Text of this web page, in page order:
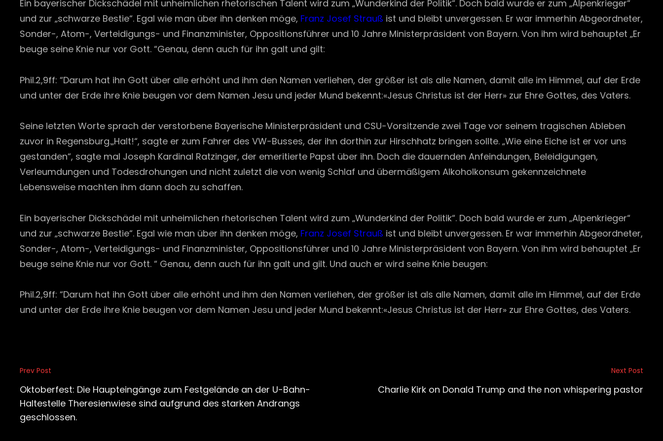
Ein bayerischer Dickschädel mit unheimlichen rhetorischen Talent wird zum „Wunderkind der Politik“. Doch bald wurde er zum „Alpenkrieger“
und zur „schwarze Bestie“. Egal wie man über ihn denken möge, Franz Josef Strauß ist und bleibt unvergessen. Er war immerhin Abgeordneter,
Sonder-, Atom-, Verteidigungs- und Finanzminister, Oppositionsführer und 10 Jahre Ministerpräsident von Bayern. Von ihm wird behauptet „Er
beuge seine Knie nur vor Gott. “Genau, denn auch für ihn galt und gilt:
Phil.2,9ff: “Darum hat ihn Gott über alle erhöht und ihm den Namen verliehen, der größer ist als alle Namen, damit alle im Himmel, auf der Erde
und unter der Erde ihre Knie beugen vor dem Namen Jesu und jeder Mund bekennt:«Jesus Christus ist der Herr» zur Ehre Gottes, des Vaters.
Seine letzten Worte sprach der verstorbene Bayerische Ministerpräsident und CSU-Vorsitzende zwei Tage vor seinem tragischen Ableben
zuvor in Regensburg.„Halt!“, sagte er zum Fahrer des VW-Busses, der ihn dorthin zur Hirschhatz bringen sollte. „Wie eine Eiche ist er vor uns
gestanden“, sagte mal Joseph Kardinal Ratzinger, der emeritierte Papst über ihn. Doch die dauernden Anfeindungen, Beleidigungen,
Verleumdungen und Todesdrohungen und nicht zuletzt die von wenig Schlaf und übermäßigem Alkoholkonsum gekennzeichnete
Lebensweise machten ihm dann doch zu schaffen.
Ein bayerischer Dickschädel mit unheimlichen rhetorischen Talent wird zum „Wunderkind der Politik“. Doch bald wurde er zum „Alpenkrieger“
und zur „schwarze Bestie“. Egal wie man über ihn denken möge, Franz Josef Strauß ist und bleibt unvergessen. Er war immerhin Abgeordneter,
Sonder-, Atom-, Verteidigungs- und Finanzminister, Oppositionsführer und 10 Jahre Ministerpräsident von Bayern. Von ihm wird behauptet „Er
beuge seine Knie nur vor Gott. “ Genau, denn auch für ihn galt und gilt. Und auch er wird seine Knie beugen:
Phil.2,9ff: “Darum hat ihn Gott über alle erhöht und ihm den Namen verliehen, der größer ist als alle Namen, damit alle im Himmel, auf der Erde
und unter der Erde ihre Knie beugen vor dem Namen Jesu und jeder Mund bekennt:«Jesus Christus ist der Herr» zur Ehre Gottes, des Vaters.
Beitragsnavigation
Previous
Post
Prev Post
Oktoberfest: Die Haupteingänge zum Festgelände an der U-Bahn-
Haltestelle Theresienwiese sind aufgrund des starken Andrangs
geschlossen.
Next Post
Charlie Kirk on Donald Trump and the non whispering pastor